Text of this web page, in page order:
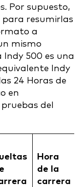
Por supuesto,
para resumirlas
a
mismo
Indy 500 es una
Indy
24 Horas de
en
del
Hora
de la
carrera